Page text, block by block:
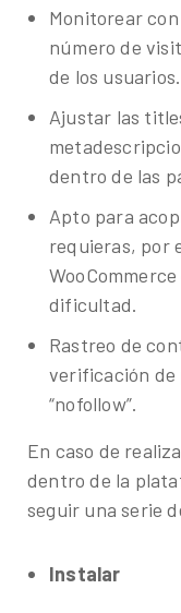
Monitorear
número de
de los usuarios.
Ajustar las
dentro de las
Apto para
requieras, por
dificultad.
Rastreo de
verificación de
“nofollow”.
En caso de
dentro de la
seguir una serie
Instalar